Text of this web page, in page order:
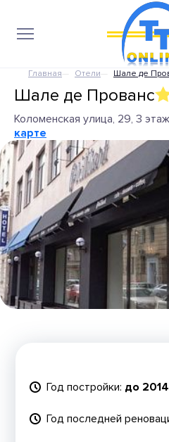
Главная Отели Шале де
Шале де Прованс
Коломенская улица, 29, 3 этаж
карте
Год постройки: до 2014
Год последней